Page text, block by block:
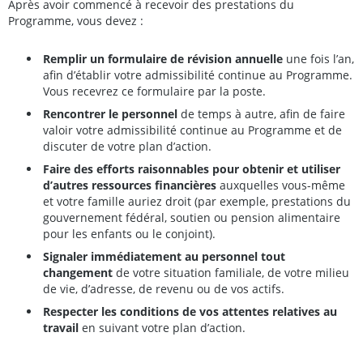
Après avoir commencé à recevoir des prestations du
Programme, vous devez :
Remplir un formulaire de révision annuelle une fois l’an,
afin d’établir votre admissibilité continue au Programme.
Vous recevrez ce formulaire par la poste.
Rencontrer le personnel de temps à autre, afin de faire
valoir votre admissibilité continue au Programme et de
discuter de votre plan d’action.
Faire des efforts raisonnables pour obtenir et utiliser
d’autres ressources financières auxquelles vous-même
et votre famille auriez droit (par exemple, prestations du
gouvernement fédéral, soutien ou pension alimentaire
pour les enfants ou le conjoint).
Signaler immédiatement au personnel tout
changement de votre situation familiale, de votre milieu
de vie, d’adresse, de revenu ou de vos actifs.
Respecter les conditions de vos attentes relatives au
travail en suivant votre plan d’action.